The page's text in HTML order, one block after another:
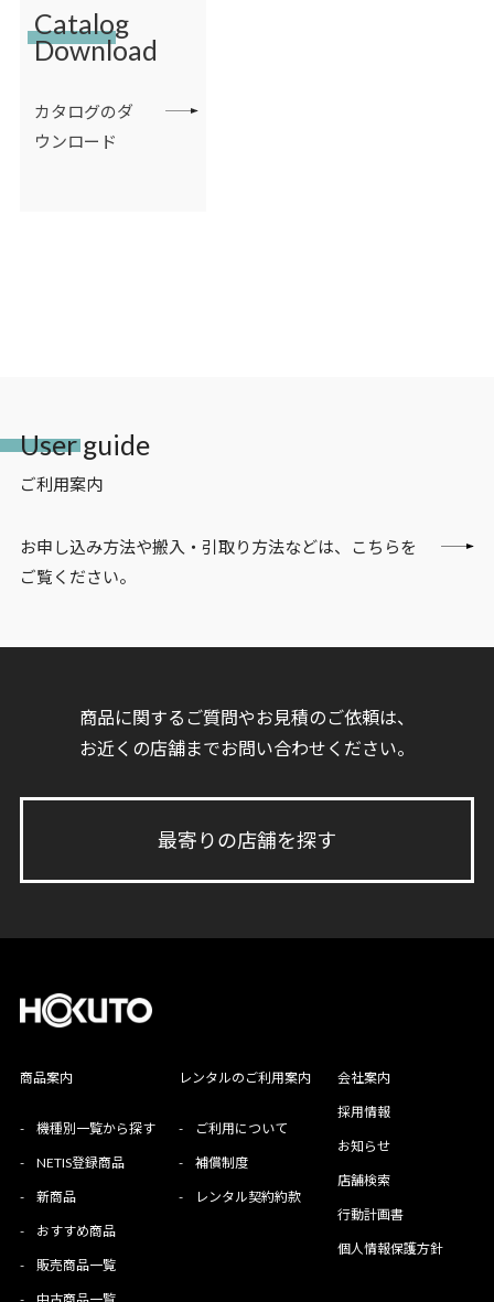
Catalog
Download
カタログのダ
ウンロード
User guide
ご利用案内
お申し込み方法や搬入・引取り方法などは、こちらを
ご覧ください。
商品に関するご質問やお見積のご依頼は、
お近くの店舗までお問い合わせください。
最寄りの店舗を探す
商品案内
- 機種別一覧から探す
- NETIS登録商品
- 新商品
- おすすめ商品
- 販売商品一覧
レンタルのご利用案内
- ご利用について
- 補償制度
- レンタル契約約款
会社案内
採用情報
お知らせ
店舗検索
行動計画書
個人情報保護方針